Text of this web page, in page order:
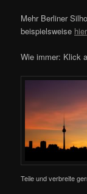
Mehr Berliner
beispielsweise hier
Wie immer: Klick
Teile und verbreite